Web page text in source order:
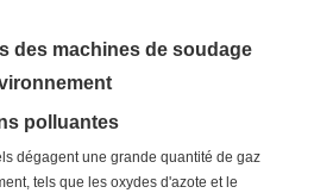
des machines de soudage
polluantes
dégagent une grande quantité de gaz
tels que les oxydes d'azote et le